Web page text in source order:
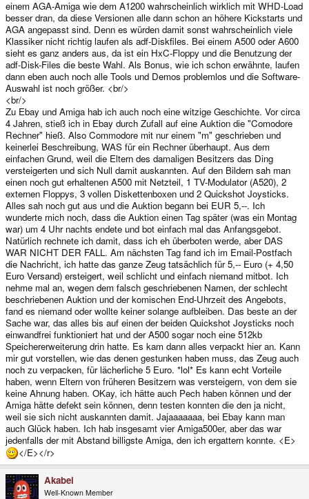
einem AGA-Amiga wie dem A1200 wahrscheinlich wirklich mit WHD-Load
besser dran, da diese Versionen alle dann schon an höhere Kickstarts und
AGA angepasst sind. Denn es würden damit sonst wahrscheinlich viele
Klassiker nicht richtig laufen als adf-Diskfiles. Bei einem A500 oder A600
sieht es ganz anders aus, da ist ein HxC-Floppy und die Benutzung der
adf-Disk-Files die beste Wahl. Als Bonus, wie ich schon erwähnte, laufen
dann eben auch noch alle Tools und Demos problemlos und die Software-
Auswahl ist noch größer. <br/>
<br/>
Zu Ebay und Amiga hab ich auch noch eine witzige Geschichte. Vor circa
4 Jahren, stieß ich in Ebay durch Zufall auf eine Auktion die "Comodore
Rechner" hieß. Also Commodore mit nur einem "m" geschrieben und
keinerlei Beschreibung, WAS für ein Rechner überhaupt. Aus dem
einfachen Grund, weil die Eltern des damaligen Besitzers das Ding
versteigerten und sich Null damit auskannten. Auf den Bildern sah man
einen noch gut erhaltenen A500 mit Netzteil, 1 TV-Modulator (A520), 2
externen Floppys, 3 vollen Diskettenboxen und 2 Quickshot Joysticks.
Alles sah noch gut aus und die Auktion begann bei EUR 5,--. Ich
wunderte mich noch, dass die Auktion einen Tag später (was ein Montag
war) um 4 Uhr nachts endete und bot einfach mal das Anfangsgebot.
Natürlich rechnete ich damit, dass ich eh überboten werde, aber DAS
WAR NICHT DER FALL. Am nächsten Tag fand ich im Email-Postfach
die Nachricht, ich hatte das ganze Zeug tatsächlich für 5,-- Euro (+ 4,50
Euro Versand) ersteigert, weil schlicht und einfach niemand mitbot. Ich
nehme mal an, wegen dem falsch geschriebenen Namen, der schlecht
beschriebenen Auktion und der komischen End-Uhrzeit des Angebots,
fand es niemand oder wollte keiner solange aufbleiben. Das beste an der
Sache war, das alles bis auf einen der beiden Quickshot Joysticks noch
einwandfrei funktioniert hat und der A500 sogar noch eine 512kb
Speichererweiterung drin hatte. Es kam dann alles verpackt hier an. Kann
mir gut vorstellen, wie das denen gestunken haben muss, das Zeug auch
noch zu verpacken, für lächerliche 5 Euro. *lol* Es kann echt Vorteile
haben, wenn Eltern von früheren Besitzern was versteigern, von dem sie
keine Ahnung haben. OKay, ich hätte auch Pech haben können und der
Amiga hätte defekt sein können, denn testen konnten die den ja nicht,
weil sie sich nicht auskannten damit. Jajaaaaaaa, bei Ebay kann man
auch Glück haben. Ich hab insgesamt vier Amiga500er, aber das war
jedenfalls der mit Abstand billigste Amiga, den ich ergattern konnte. <E>
</E></r>
Akabei
Well-Known Member